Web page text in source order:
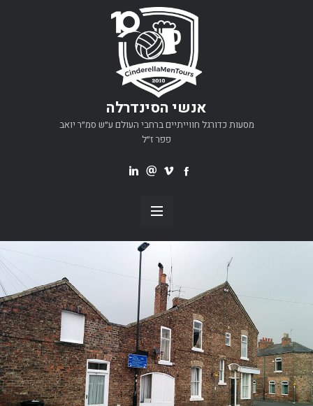
אנשי הסינדרלה
מסעות כדורגל חווייתיים ברחבי העולם ע״ש סמ״ר יואב
פפר ז״ל